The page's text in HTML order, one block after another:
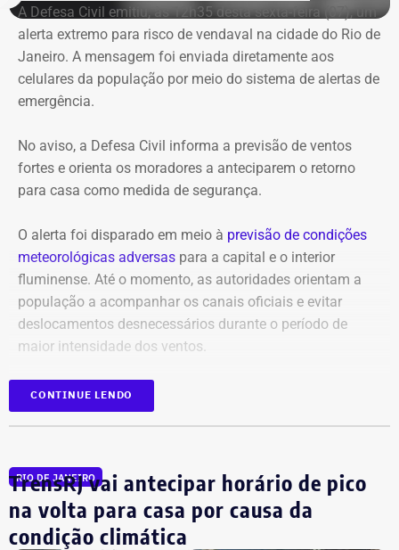
A Defesa Civil emitiu, às 12h35 desta sexta-feira (07), um
alerta extremo para risco de vendaval na cidade do Rio de
Janeiro. A mensagem foi enviada diretamente aos
celulares da população por meio do sistema de alertas de
emergência.
No aviso, a Defesa Civil informa a previsão de ventos
fortes e orienta os moradores a anteciparem o retorno
para casa como medida de segurança.
O alerta foi disparado em meio à previsão de condições
meteorológicas adversas para a capital e o interior
fluminense. Até o momento, as autoridades orientam a
população a acompanhar os canais oficiais e evitar
deslocamentos desnecessários durante o período de
maior intensidade dos ventos.
CONTINUE LENDO
RIO DE JANEIRO
TrensRJ vai antecipar horário de pico
na volta para casa por causa da
condição climática